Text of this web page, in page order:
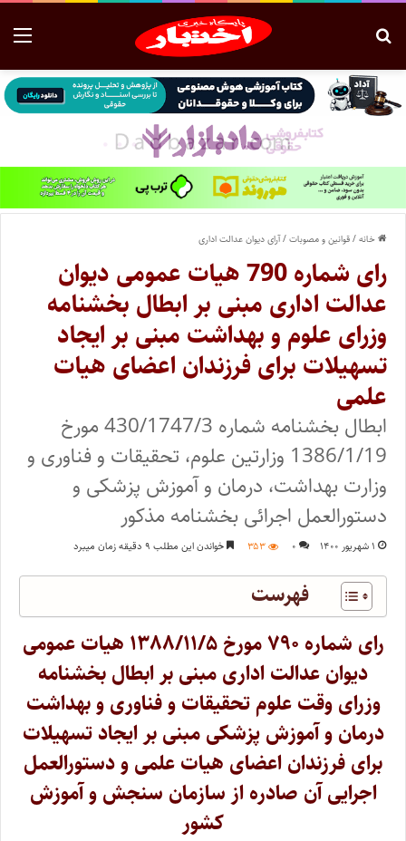
خانه/قوانین و مصوبات/آرای دیوان عدالت اداری
رای شماره 790 هیات عمومی دیوان
عدالت اداری مبنی بر ابطال بخشنامه
وزرای علوم و بهداشت مبنی بر ایجاد
تسهیلات برای فرزندان اعضای هیات
علمی
ابطال بخشنامه شماره 430/1747/3 مورخ
1386/1/19 وزارتین علوم، تحقیقات و فناوری و
وزارت بهداشت، درمان و آموزش پزشکی و
دستورالعمل اجرائی بخشنامه مذکور
۱ شهریور ۱۴۰۰ ۰ ۳۵۳ خواندن این مطلب ۹ دقیقه زمان میبرد
فهرست
رای شماره ۷۹۰ مورخ ۱۳۸۸/۱۱/۵ هیات عمومی
دیوان عدالت اداری مبنی بر ابطال بخشنامه
وزرای وقت علوم تحقیقات و فناوری و بهداشت
درمان و آموزش پزشکی مبنی بر ایجاد تسهیلات
برای فرزندان اعضای هیات علمی و دستورالعمل
اجرایی آن صادره از سازمان سنجش و آموزش
کشور